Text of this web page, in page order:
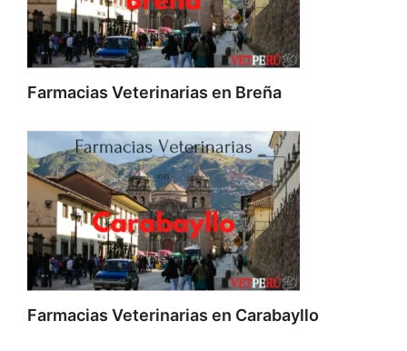
Farmacias Veterinarias en Breña
Farmacias Veterinarias en Carabayllo